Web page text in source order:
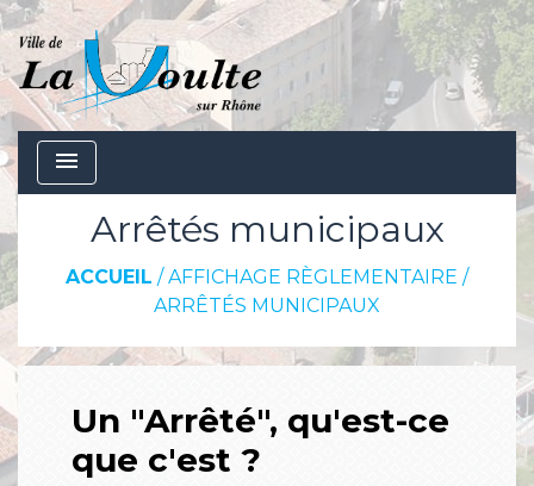
menu
Arrêtés municipaux
ACCUEIL /AFFICHAGE RÈGLEMENTAIRE /
ARRÊTÉS MUNICIPAUX
Un "Arrêté", qu'est-ce
que c'est ?